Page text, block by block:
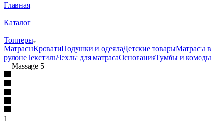
Главная
—
Каталог
—
Топперы
МатрасыКроватиПодушки и одеялаДетские товарыМатрасы в
рулонеТекстильЧехлы для матрасаОснованияТумбы и комоды
—Massage 5
1